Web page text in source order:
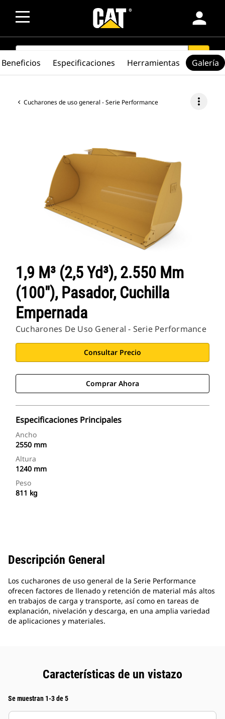
person
SEARCH search
Cucharones de uso general - Serie Performance more_vert
1,9 M³ (2,5 Yd³), 2.550 Mm
(100"), Pasador, Cuchilla
Empernada
Cucharones De Uso General - Serie Performance
Consultar Precio
Comprar Ahora
Especificaciones Principales
Ancho
2550 mm
Altura
1240 mm
Peso
811 kg
Beneficios Especificaciones Herramientas Galería
Descripción General
Los cucharones de uso general de la Serie Performance
ofrecen factores de llenado y retención de material más altos
en trabajos de carga y transporte, así como en tareas de
explanación, nivelación y descarga, en una amplia variedad
de aplicaciones y materiales.
Características de un vistazo
Se muestran 1-3 de 5